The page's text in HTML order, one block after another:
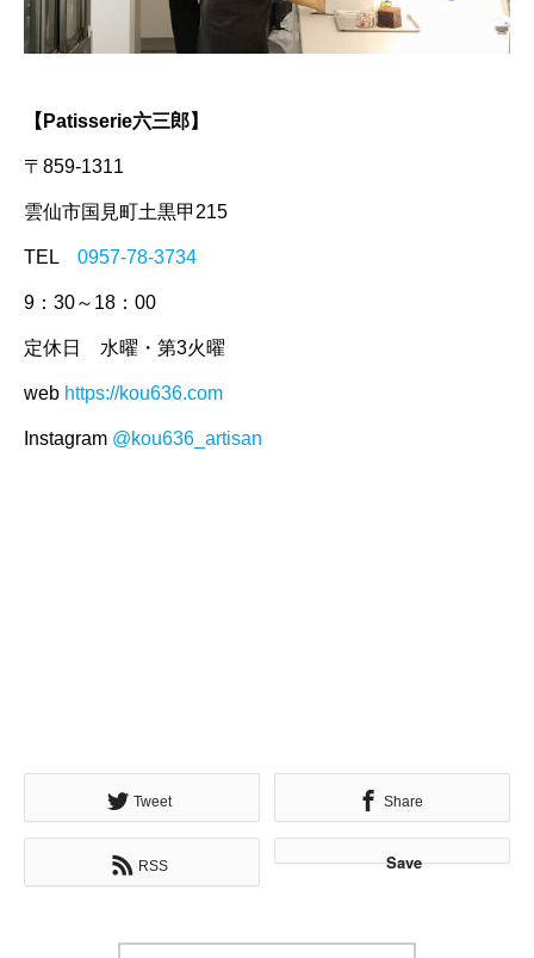
【Patisserie六三郎】
〒859-1311
雲仙市国見町土黒甲215
TEL 0957-78-3734
9：30～18：00
定休日 水曜・第3火曜
web https://kou636.com
Instagram @kou636_artisan
Tweet Share
RSS Save